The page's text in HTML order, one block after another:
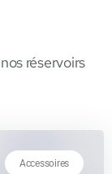
réservoirs
Accessoires